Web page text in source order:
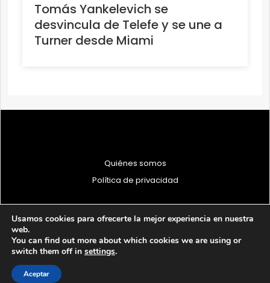
Tomás Yankelevich se
desvincula de Telefe y se une a
Turner desde Miami
Quiénes somos
Política de privacidad
© 1997 - 2026 PRODU - Todos los derechos reservados
Usamos cookies para ofrecerte la mejor experiencia en nuestra
web.
You can find out more about which cookies we are using or
switch them off in settings.
Aceptar